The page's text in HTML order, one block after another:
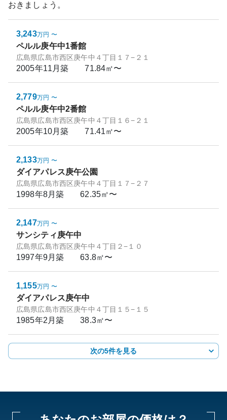
おきましょう。
3,243万円 〜
ペルル庚午中1番館
広島県広島市西区庚午中４丁目１７−２１
2005年11月築 71.84㎡〜
2,779万円 〜
ペルル庚午中2番館
広島県広島市西区庚午中４丁目１６−２１
2005年10月築 71.41㎡〜
2,133万円 〜
ダイアパレス庚午公園
広島県広島市西区庚午中４丁目１７−２７
1998年8月築 62.35㎡〜
2,147万円 〜
サンシティ庚午中
広島県広島市西区庚午中４丁目２−１０
1997年9月築 63.8㎡〜
1,155万円 〜
ダイアパレス庚午中
広島県広島市西区庚午中４丁目１５−１５
1985年2月築 38.3㎡〜
次の5件を見る